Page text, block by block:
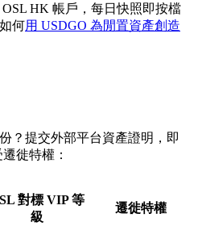
HK 帳戶，每日快照即按檔
何用 USDGO 為閒置資產創造
？提交外部平台資產證明，即
徙特權：
對標 VIP 等
級
遷徙特權